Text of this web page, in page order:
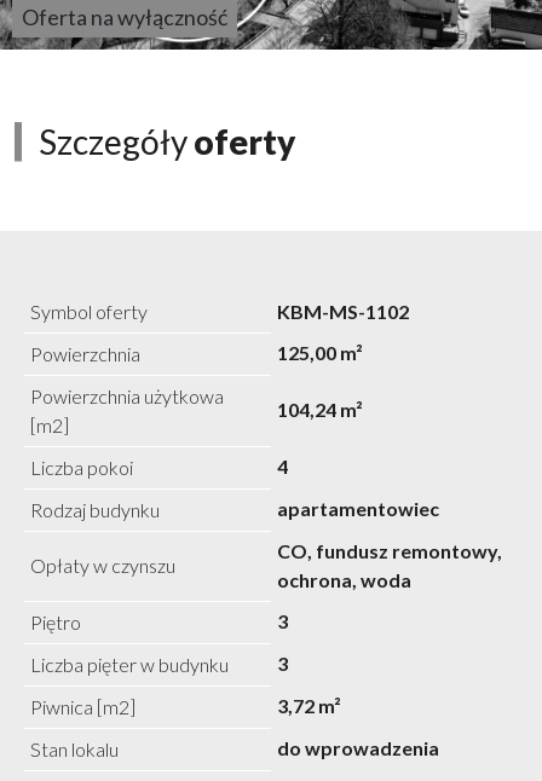
Oferta na wyłączność
Szczegółyoferty
Symbol oferty
KBM-MS-1102
Powierzchnia
125,00 m²
Powierzchnia użytkowa
[m2]
104,24 m²
Liczba pokoi
4
Rodzaj budynku
apartamentowiec
Opłaty w czynszu
CO, fundusz remontowy,
ochrona, woda
Piętro
3
Liczba pięter w budynku
3
Piwnica [m2]
3,72 m²
Stan lokalu
do wprowadzenia